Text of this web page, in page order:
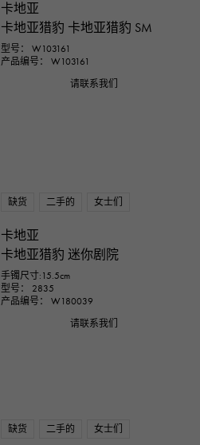
卡地亚
卡地亚猎豹 卡地亚猎豹 SM
型号： W103161
产品编号： W103161
请联系我们
缺货 二手的 女士们
卡地亚
卡地亚猎豹 迷你剧院
手镯尺寸:15.5cm
型号： 2835
产品编号： W180039
请联系我们
缺货 二手的 女士们